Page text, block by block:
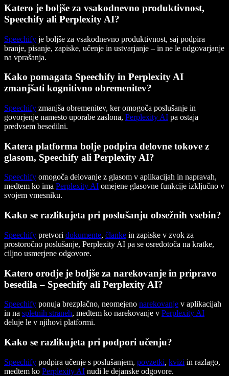
Katero je boljše za vsakodnevno produktivnost,
Speechify ali Perplexity AI?
Speechify je boljše za vsakodnevno produktivnost, saj podpira
branje, pisanje, zapiske, učenje in ustvarjanje – in ne le odgovarjanje
na vprašanja.
Kako pomagata Speechify in Perplexity AI
zmanjšati kognitivno obremenitev?
Speechify zmanjša obremenitev, ker omogoča poslušanje in
govorjenje namesto uporabe zaslona, Perplexity AI pa ostaja
predvsem besedilni.
Katera platforma bolje podpira delovne tokove z
glasom, Speechify ali Perplexity AI?
Speechify omogoča delovanje z glasom v aplikacijah in napravah,
medtem ko ima Perplexity AI omejene glasovne funkcije izključno v
svojem vmesniku.
Kako se razlikujeta pri poslušanju obsežnih vsebin?
Speechify pretvori dokumente, članke in zapiske v zvok za
prostoročno poslušanje, Perplexity AI pa se osredotoča na kratke,
ciljno usmerjene odgovore.
Katero orodje je boljše za narekovanje in pripravo
besedila – Speechify ali Perplexity AI?
Speechify ponuja brezplačno, neomejeno narekovanje v aplikacijah
in na spletnih straneh, medtem ko narekovanje v Perplexity AI
deluje le v njihovi platformi.
Kako se razlikujeta pri podpori učenju?
Speechify podpira učenje s poslušanjem, povzetki, kvizi in razlago,
medtem ko Perplexity AI nudi le dejanske odgovore.